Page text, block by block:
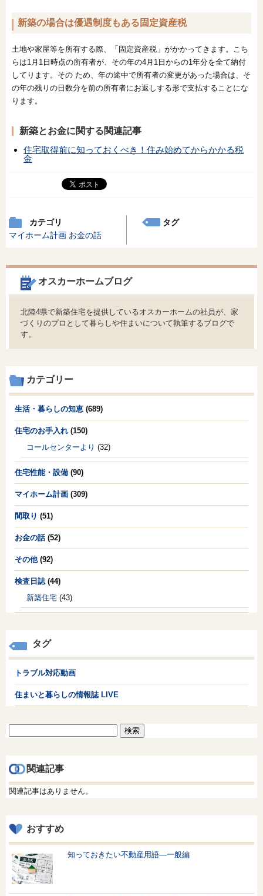
新築の場合は優遇制度もある固定資産税
土地や家屋等を所有する際、「固定資産税」がかかってきます。こち
らは1月1日時点の所有者が、その年の4月1日からの1年分を全て納付
してります。その ため、年の途中で所有者の変更があった場合は、そ
の年の残りの日数分を前の所有者にお返しする形で支払することにな
ります。
新築とお金に関する関連記事
住宅取得前に知っておくべき！住み始めてからかかる税
金
カテゴリ
マイホーム計画 お金の話
タグ
オスカーホームブログ
北陸4県で新築住宅を提供しているオスカーホームの社員が、家
づくりのプロとして暮らしや住まいについて執筆するブログで
す。
カテゴリー
生活・暮らしの知恵 (689)
住宅のお手入れ (150)
コールセンターより (32)
住宅性能・設備 (90)
マイホーム計画 (309)
間取り (51)
お金の話(52)
その他(92)
検査日誌 (44)
新築住宅 (43)
タグ
トラブル対応動画
住まいと暮らしの情報誌 LIVE
索:
関連記事
関連記事はありません。
おすすめ
知っておきたい不動産用語—一般編